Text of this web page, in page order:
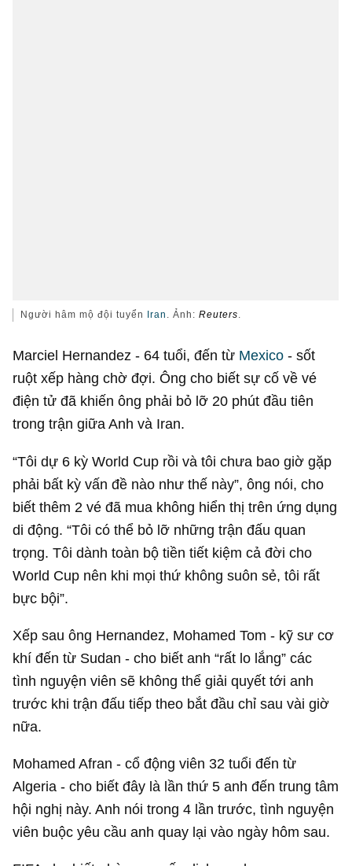
Người hâm mộ đội tuyển Iran . Ảnh:Reuters.
Marciel Hernandez - 64 tuổi, đến từ Mexico - sốt
ruột xếp hàng chờ đợi. Ông cho biết sự cố về vé
điện tử đã khiến ông phải bỏ lỡ 20 phút đầu tiên
trong trận giữa Anh và Iran.
“Tôi dự 6 kỳ World Cup rồi và tôi chưa bao giờ gặp
phải bất kỳ vấn đề nào như thế này”, ông nói, cho
biết thêm 2 vé đã mua không hiển thị trên ứng dụng
di động. “Tôi có thể bỏ lỡ những trận đấu quan
trọng. Tôi dành toàn bộ tiền tiết kiệm cả đời cho
World Cup nên khi mọi thứ không suôn sẻ, tôi rất
bực bội”.
Xếp sau ông Hernandez, Mohamed Tom - kỹ sư cơ
khí đến từ Sudan - cho biết anh “rất lo lắng” các
tình nguyện viên sẽ không thể giải quyết tới anh
trước khi trận đấu tiếp theo bắt đầu chỉ sau vài giờ
nữa.
Mohamed Afran - cổ động viên 32 tuổi đến từ
Algeria - cho biết đây là lần thứ 5 anh đến trung tâm
hội nghị này. Anh nói trong 4 lần trước, tình nguyện
viên buộc yêu cầu anh quay lại vào ngày hôm sau.